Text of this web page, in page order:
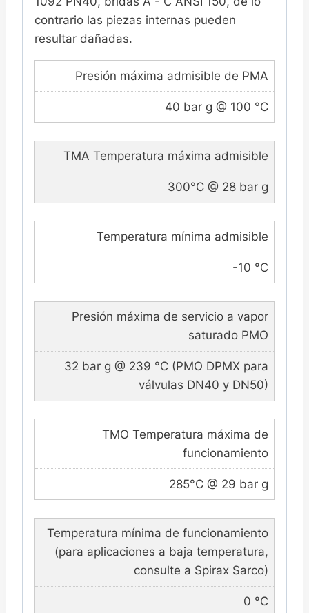
contrario las piezas internas pueden
resultar dañadas.
Presión máxima admisible de PMA
40 bar g @ 100 °C
TMA Temperatura máxima admisible
300°C @ 28 bar g
Temperatura mínima admisible
-10 °C
Presión máxima de servicio a vapor
saturado PMO
32 bar g @ 239 °C (PMO DPMX para
válvulas DN40 y DN50)
TMO Temperatura máxima de
funcionamiento
285°C @ 29 bar g
Temperatura mínima de funcionamiento
(para aplicaciones a baja temperatura,
consulte a Spirax Sarco)
0 °C